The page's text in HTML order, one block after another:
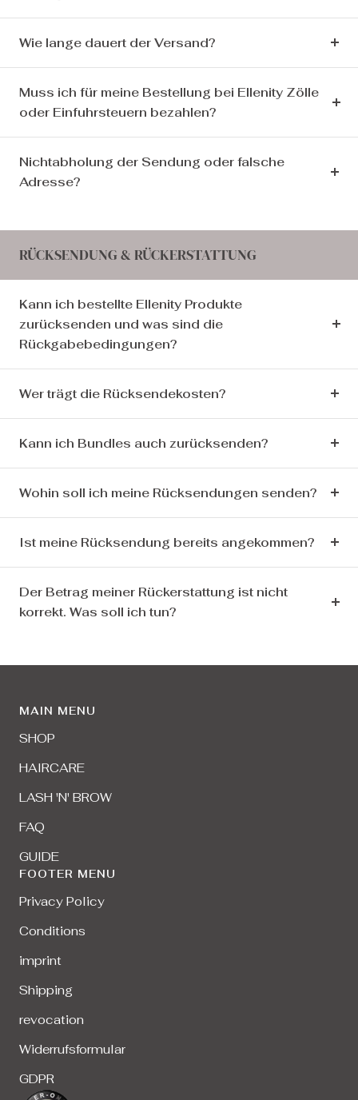
Wie lange dauert der Versand?
Muss ich für meine Bestellung bei Ellenity Zölle
oder Einfuhrsteuern bezahlen?
Nichtabholung der Sendung oder falsche
Adresse?
RÜCKSENDUNG & RÜCKERSTATTUNG
Kann ich bestellte Ellenity Produkte
zurücksenden und was sind die
Rückgabebedingungen?
Wer trägt die Rücksendekosten?
Kann ich Bundles auch zurücksenden?
Wohin soll ich meine Rücksendungen senden?
Ist meine Rücksendung bereits angekommen?
Der Betrag meiner Rückerstattung ist nicht
korrekt. Was soll ich tun?
MAIN MENU
SHOP
HAIRCARE
LASH 'N' BROW
FAQ
GUIDE
FOOTER MENU
Privacy Policy
Conditions
imprint
Shipping
revocation
Widerrufsformular
GDPR